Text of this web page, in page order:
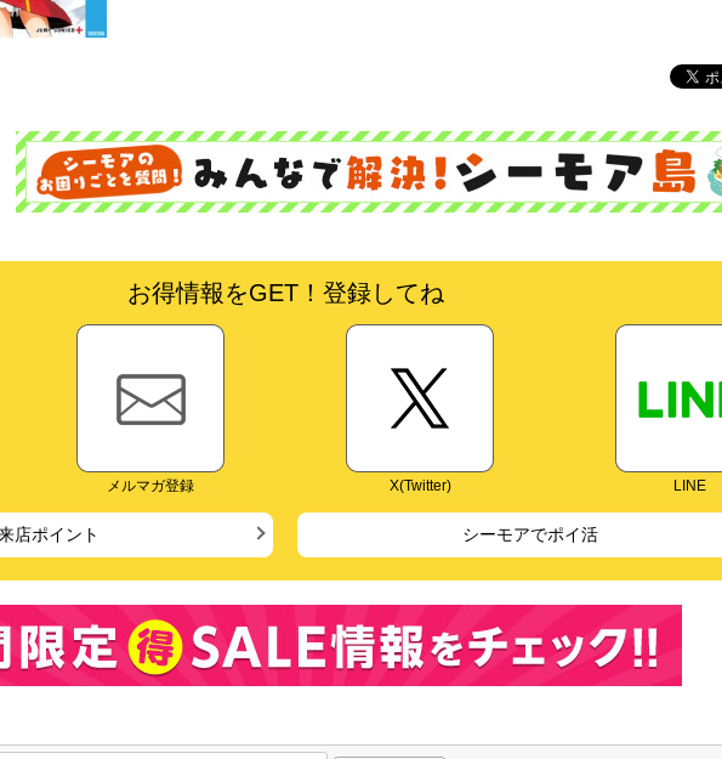
お得情報をGET！登録してね
メルマガ登録 X(Twitter) LINE
店ポイント シーモアでポイ活